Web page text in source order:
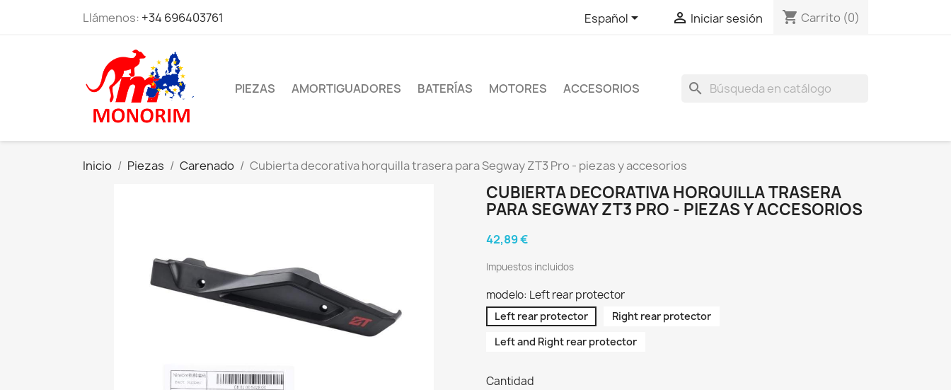
Llámenos: +34 696403761 Español  Iniciar sesión shopping_cart Carrito (0)
PIEZAS AMORTIGUADORES BATERÍAS MOTORES ACCESORIOS search
Inicio Piezas Carenado Cubierta decorativa horquilla trasera para Segway ZT3 Pro - piezas y accesorios
CUBIERTA DECORATIVA HORQUILLA TRASERA
PARA SEGWAY ZT3 PRO - PIEZAS Y ACCESORIOS
42,89 €
Impuestos incluidos
modelo: Left rear protector
Left rear protector
Right rear protector
Left and Right rear protector
Cantidad